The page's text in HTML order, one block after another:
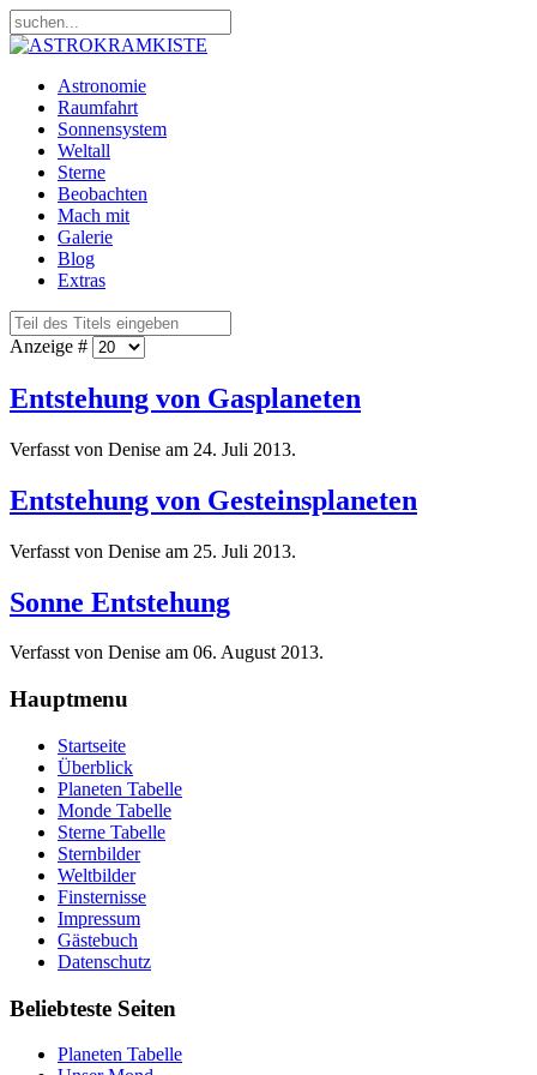
Astronomie
Raumfahrt
Sonnensystem
Weltall
Sterne
Beobachten
Mach mit
Galerie
Blog
Extras
Anzeige #
Entstehung von Gasplaneten
Verfasst von Denise am 24. Juli 2013.
Entstehung von Gesteinsplaneten
Verfasst von Denise am 25. Juli 2013.
Sonne Entstehung
Verfasst von Denise am 06. August 2013.
Hauptmenu
Startseite
Überblick
Planeten Tabelle
Monde Tabelle
Sterne Tabelle
Sternbilder
Weltbilder
Finsternisse
Impressum
Gästebuch
Datenschutz
Beliebteste Seiten
Planeten Tabelle